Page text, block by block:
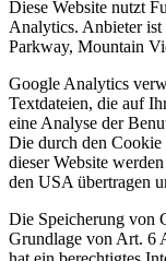
Diese Website nutzt
Analytics. Anbieter
Parkway, Mountain
Google Analytics
Textdateien, die auf
eine Analyse der
Die durch den Cookie
dieser Website
den USA übertragen
Die Speicherung von
Grundlage von Art. 6